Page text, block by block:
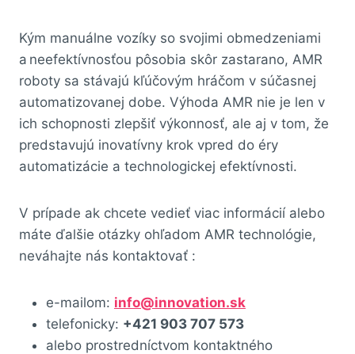
Kým manuálne vozíky so svojimi obmedzeniami
a neefektívnosťou pôsobia skôr zastarano, AMR
roboty sa stávajú kľúčovým hráčom v súčasnej
automatizovanej dobe. Výhoda AMR nie je len v
ich schopnosti zlepšiť výkonnosť, ale aj v tom, že
predstavujú inovatívny krok vpred do éry
automatizácie a technologickej efektívnosti.
V prípade ak chcete vedieť viac informácií alebo
máte ďalšie otázky ohľadom AMR technológie,
neváhajte nás kontaktovať :
e-mailom: info@innovation.sk
telefonicky: +421 903 707 573
alebo prostredníctvom kontaktného